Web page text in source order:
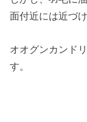
面付近には近づ
オオグンカンド
す。